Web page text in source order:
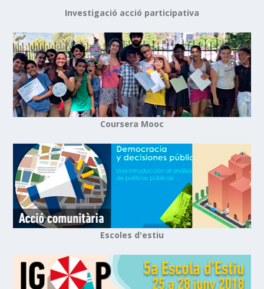
Investigació acció participativa
Coursera Mooc
Escoles d'estiu